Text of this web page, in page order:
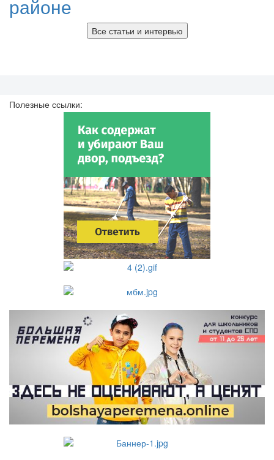
районе
Все статьи и интервью
Полезные ссылки: